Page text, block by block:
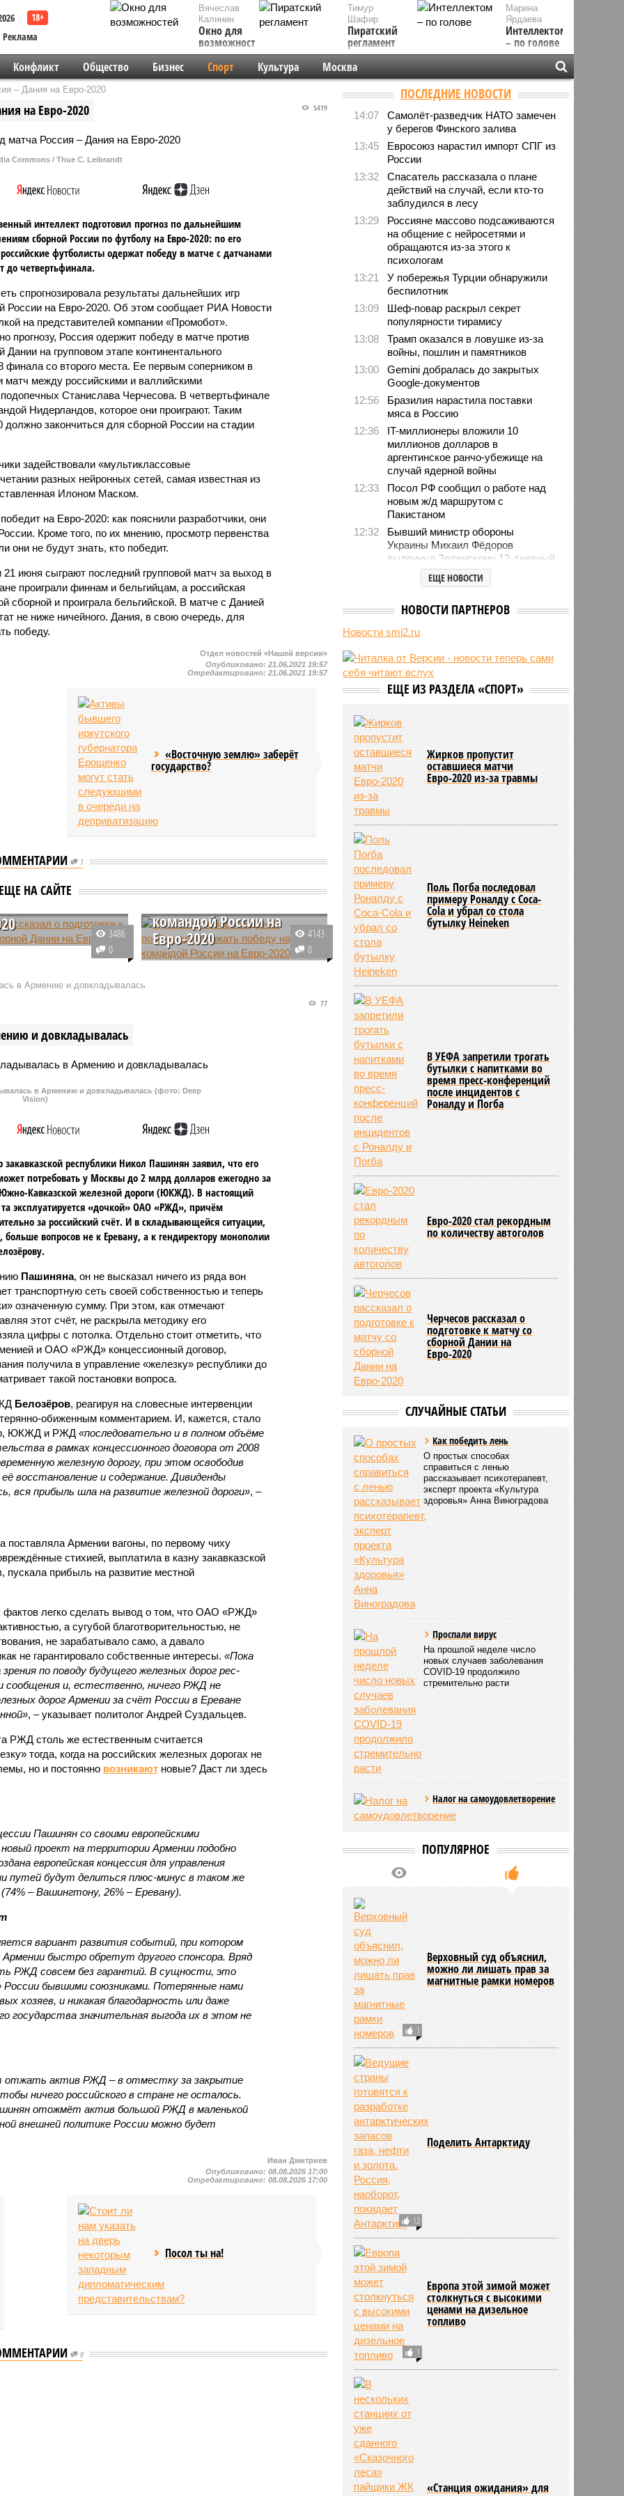
Реклама
Вячеслав
Калинин
Окно для
возможностей
Марина
Ярдаева
Интеллектом
– по голове
Тимур
Шафир
Пиратский
регламент
Конфликт Общество Бизнес Спорт Культура Москва
– Дания на Евро-2020
на Евро-2020 5419
Commons / Thue C. Leibrandt
интеллект подготовил прогноз по дальнейшим
сборной России по футболу на Евро-2020: по его
футболисты одержат победу в матче с датчанами
до четвертьфинала.
спрогнозировала результаты дальнейших игр
России на Евро-2020. Об этом сообщает РИА Новости
на представителей компании «Промобот».
прогнозу, Россия одержит победу в матче против
Дании на групповом этапе континентального
финала со второго места. Ее первым соперником в
между российскими и валлийскими
Станислава Черчесова. В четвертьфинале
Нидерландов, которое они проиграют. Таким
закончиться для сборной России на стадии
задействовали «мультиклассовые
разных нейронных сетей, самая известная из
Илоном Маском.
на Евро-2020: как пояснили разработчики, они
Кроме того, по их мнению, просмотр первенства
они не будут знать, кто победит.
июня сыграют последний групповой матч за выход в
проиграли финнам и бельгийцам, а российская
сборной и проиграла бельгийской. В матче с Данией
не ниже ничейного. Дания, в свою очередь, для
победу.
Отдел новостей «Нашей версии»
Опубликовано:21.06.2021 19:57
Отредактировано:21.06.2021 19:57
«Восточную землю» заберёт
государство?
1
ЕЩЕ НА САЙТЕ
рассказал о
к матчу со
сборной России
Черчесов сообщил,
Дании прошла в
перед матчем.
3486
0
Футболист сборной
Дании пообещал
командой России на
Евро-2020
Защитник сборной Дании Янник
4143
0
в Армению и довкладывалась
и довкладывалась
77
в Армению и довкладывалась (фото: Deep
Vision)
закавказской республики Никол Пашинян заявил, что его
потребовать у Москвы до 2 млрд долларов ежегодно за
Кавказской железной дороги (ЮКЖД). В настоящий
эксплуатируется «дочкой» ОАО «РЖД», причём
за российский счёт. И в складывающейся ситуации,
больше вопросов не к Еревану, а к гендиректору монополии
Пашиняна, он не высказал ничего из ряда вон
транспортную сеть своей собственностью и теперь
означенную сумму. При этом, как отмечают
этот счёт, не раскрыла методику его
цифры с потолка. Отдельно стоит отметить, что
и ОАО «РЖД» концессионный договор,
получила в управление «железку» республики до
такой постановки вопроса.
Белозёров, реагируя на словесные интервенции
обиженным комментарием. И, кажется, стало
ЮКЖД и РЖД «последовательно и в полном объёме
в рамках концессионного договора от 2008
железную дорогу, при этом освободив
восстановление и содержание. Дивиденды
вся прибыль шла на развитие железной дороги», –
поставляла Армении вагоны, по первому чиху
стихией, выплатила в казну закавказской
пускала прибыль на развитие местной
фактов легко сделать вывод о том, что ОАО «РЖД»
а сугубой благотворительностью, не
не зарабатывало само, а давало
не гарантировало собственные интересы. «Пока
по поводу будущего железных дорог рес­
сообщения и, естественно, ничего РЖД не
дорог Армении за счёт России в Ереване
, – указывает политолог Андрей Суздальцев.
РЖД столь же естественным считается
тогда, когда на российских железных дорогах не
но и постоянно возникаютновые? Даст ли здесь
Пашинян со своими европейскими
проект на территории Армении подобно
европейская концессия для управления
путей будут делиться плюс-минус в таком же
– Вашингтону, 26% – Еревану).
вариант развития событий, при котором
быстро обретут другого спонсора. Вряд
РЖД совсем без гарантий. В сущности, это
России бывшими союзниками. Потерянные нами
хозяев, и никакая благодарность или даже
государства значительная выгода их в этом не
отжать актив РЖД – в отместку за закрытие
ничего российского в стране не осталось.
отожмёт актив большой РЖД в маленькой
внешней политике России можно будет
Иван Дмитриев
Опубликовано:08.08.2026 17:00
Отредактировано:08.08.2026 17:00
Посол ты на!
0
ПОСЛЕДНИЕ НОВОСТИ
14:07
Самолёт-разведчик НАТО замечен
у берегов Финского залива
13:45
Евросоюз нарастил импорт СПГ из
России
13:32
Спасатель рассказала о плане
действий на случай, если кто-то
заблудился в лесу
13:29
Россияне массово подсаживаются
на общение с нейросетями и
обращаются из-за этого к
психологам
13:21
У побережья Турции обнаружили
беспилотник
13:09
Шеф-повар раскрыл секрет
популярности тирамису
13:08
Трамп оказался в ловушке из-за
войны, пошлин и памятников
13:00
Gemini добралась до закрытых
Google-документов
12:56
Бразилия нарастила поставки
мяса в Россию
12:36
IT-миллионеры вложили 10
миллионов долларов в
аргентинское ранчо-убежище на
случай ядерной войны
12:33
Посол РФ сообщил о работе над
новым ж/д маршрутом с
Пакистаном
12:32
Бывший министр обороны
Украины Михаил Фёдоров
выдвинул Зеленскому 12-дневный
ультиматум
Удары США лишь замедлили
блогер передумал из-за реакции
11:43
Итальянские аграрии забили
тревогу из-за засухи
ЕЩЕ НОВОСТИ
НОВОСТИ ПАРТНЕРОВ
Новости smi2.ru
ЕЩЕ ИЗ РАЗДЕЛА «СПОРТ»
Жирков пропустит
оставшиеся матчи
Евро-2020 из-за травмы
Поль Погба последовал
примеру Роналду с Coca-
Cola и убрал со стола
бутылку Heineken
В УЕФА запретили трогать
бутылки с напитками во
время пресс-конференций
после инцидентов с
Роналду и Погба
Евро-2020 стал рекордным
по количеству автоголов
Черчесов рассказал о
подготовке к матчу со
сборной Дании на
Евро-2020
СЛУЧАЙНЫЕ СТАТЬИ
Как победить лень
О простых способах
справиться с ленью
рассказывает психотерапевт,
эксперт проекта «Культура
здоровья» Анна Виноградова
Проспали вирус
На прошлой неделе число
новых случаев заболевания
COVID-19 продолжило
стремительно расти
Налог на самоудовлетворение
ПОПУЛЯРНОЕ
1
Верховный суд объяснил,
можно ли лишать прав за
магнитные рамки номеров
12
Поделить Антарктиду
1
Европа этой зимой может
столкнуться с высокими
ценами на дизельное
топливо
«Станция ожидания» для